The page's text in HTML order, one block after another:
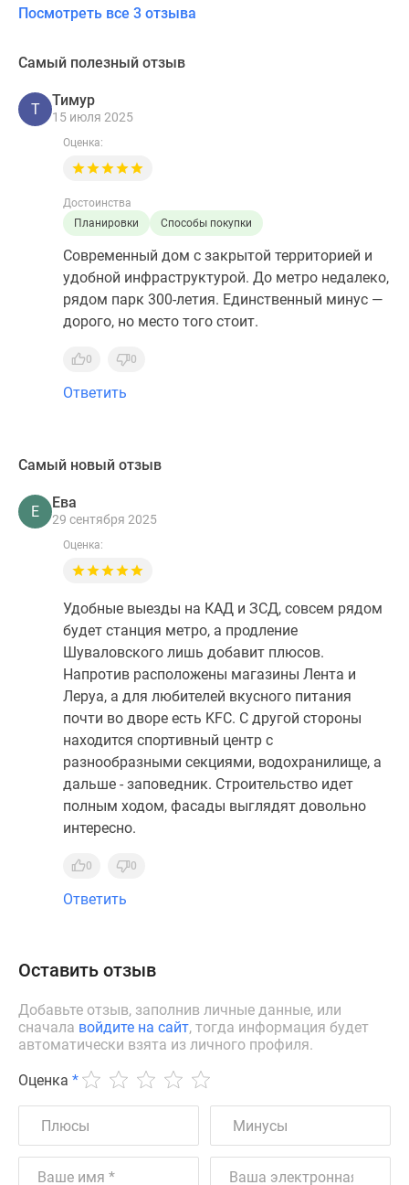
Посмотреть все 3 отзыва
Самый полезный отзыв
Т
Тимур
15 июля 2025
Оценка:
Достоинства
Планировки
Способы покупки
Современный дом с закрытой территорией и
удобной инфраструктурой. До метро недалеко,
рядом парк 300-летия. Единственный минус —
дорого, но место того стоит.
0 0
Ответить
Самый новый отзыв
Е
Ева
29 сентября 2025
Оценка:
Удобные выезды на КАД и ЗСД, совсем рядом
будет станция метро, а продление
Шуваловского лишь добавит плюсов.
Напротив расположены магазины Лента и
Леруа, а для любителей вкусного питания
почти во дворе есть KFC. С другой стороны
находится спортивный центр с
разнообразными секциями, водохранилище, а
дальше - заповедник. Строительство идет
полным ходом, фасады выглядят довольно
интересно.
0 0
Ответить
Оставить отзыв
Добавьте отзыв, заполнив личные данные, или
сначала войдите на сайт, тогда информация будет
автоматически взята из личного профиля.
Оценка *